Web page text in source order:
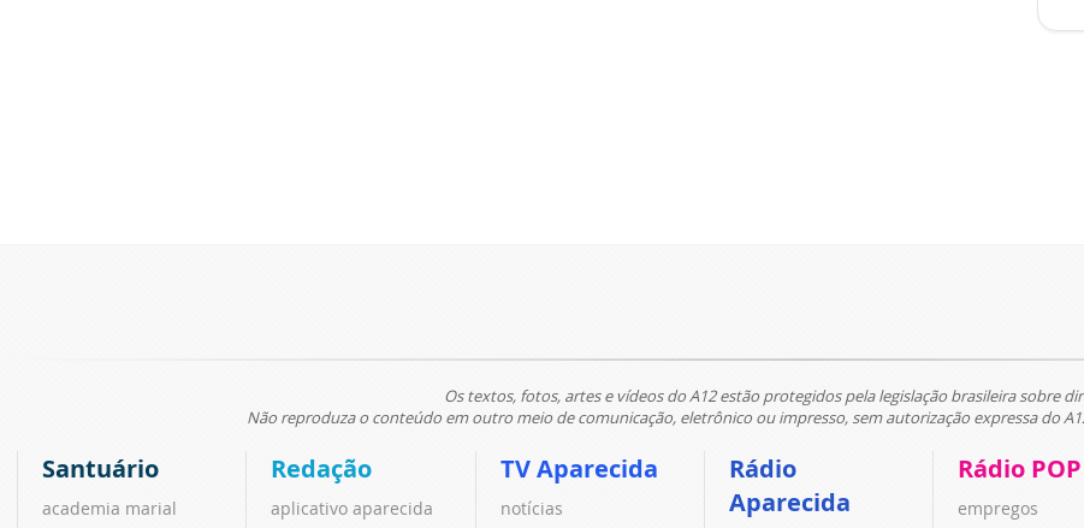
Os textos, fotos, artes e vídeos do A12 estão protegidos pela legislação brasileira sobre
Não reproduza o conteúdo em outro meio de comunicação, eletrônico ou impresso, sem autorização expressa do
Santuário
academia marial
Redação
aplicativo aparecida
TV Aparecida
notícias
Rádio
Aparecida
Rádio POP
empregos